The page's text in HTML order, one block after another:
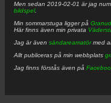
Men sedan 2019-02-01 är jag
bildspel.
Min sommarstuga ligger på
Här finns även min privata
Jag är även sändareamatörmed
Allt publiceras på min webbplats
Jag finns förstås även på